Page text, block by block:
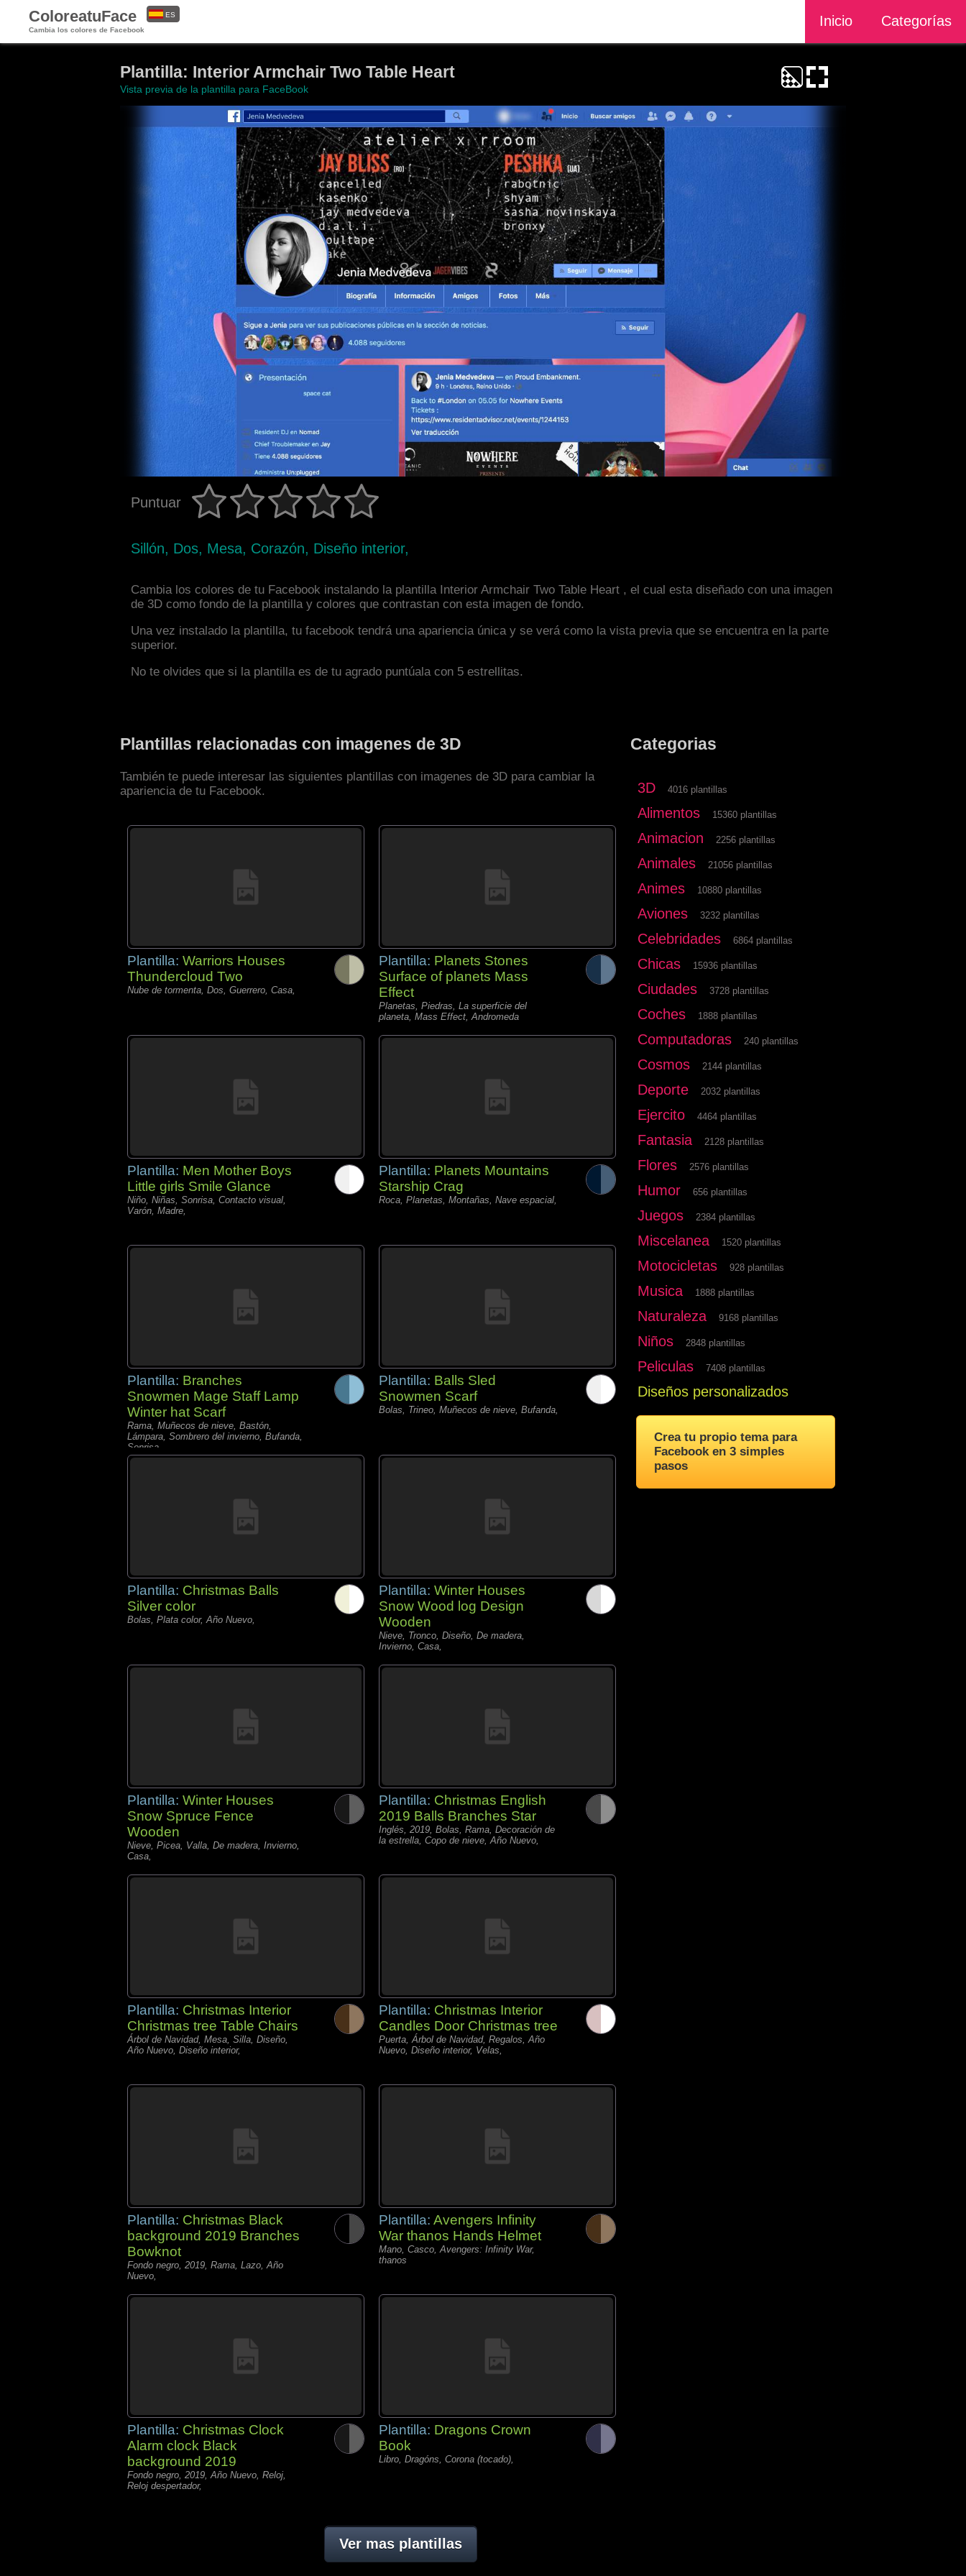
ColoreatuFace
Cambia los colores de Facebook
Inicio Categorías
ES
Plantilla: Interior Armchair Two Table Heart
Vista previa de la plantilla para FaceBook
Puntuar
Sillón, Dos, Mesa, Corazón, Diseño interior,
Cambia los colores de tu Facebook instalando la plantilla Interior Armchair Two Table Heart , el cual esta diseñado con una imagen
de 3D como fondo de la plantilla y colores que contrastan con esta imagen de fondo.
Una vez instalado la plantilla, tu facebook tendrá una apariencia única y se verá como la vista previa que se encuentra en la parte
superior.
No te olvides que si la plantilla es de tu agrado puntúala con 5 estrellitas.
Plantillas relacionadas con imagenes de 3D
También te puede interesar las siguientes plantillas con imagenes de 3D para cambiar la
apariencia de tu Facebook.
Plantilla: Warriors Houses
Thundercloud Two
Nube de tormenta, Dos, Guerrero, Casa,
Plantilla: Planets Stones
Surface of planets Mass
Effect
Planetas, Piedras, La superficie del
planeta, Mass Effect, Andromeda
Plantilla: Men Mother Boys
Little girls Smile Glance
Niño, Niñas, Sonrisa, Contacto visual,
Varón, Madre,
Plantilla: Planets Mountains
Starship Crag
Roca, Planetas, Montañas, Nave espacial,
Plantilla: Branches
Snowmen Mage Staff Lamp
Winter hat Scarf
Rama, Muñecos de nieve, Bastón,
Lámpara, Sombrero del invierno, Bufanda,
Sonrisa,
Plantilla: Balls Sled
Snowmen Scarf
Bolas, Trineo, Muñecos de nieve, Bufanda,
Plantilla: Christmas Balls
Silver color
Bolas, Plata color, Año Nuevo,
Plantilla: Winter Houses
Snow Wood log Design
Wooden
Nieve, Tronco, Diseño, De madera,
Invierno, Casa,
Plantilla: Winter Houses
Snow Spruce Fence
Wooden
Nieve, Picea, Valla, De madera, Invierno,
Casa,
Plantilla: Christmas English
2019 Balls Branches Star
Inglés, 2019, Bolas, Rama, Decoración de
la estrella, Copo de nieve, Año Nuevo,
Plantilla: Christmas Interior
Christmas tree Table Chairs
Árbol de Navidad, Mesa, Silla, Diseño,
Año Nuevo, Diseño interior,
Plantilla: Christmas Interior
Candles Door Christmas tree
Puerta, Árbol de Navidad, Regalos, Año
Nuevo, Diseño interior, Velas,
Plantilla: Christmas Black
background 2019 Branches
Bowknot
Fondo negro, 2019, Rama, Lazo, Año
Nuevo,
Plantilla: Avengers Infinity
War thanos Hands Helmet
Mano, Casco, Avengers: Infinity War,
thanos
Plantilla: Christmas Clock
Alarm clock Black
background 2019
Fondo negro, 2019, Año Nuevo, Reloj,
Reloj despertador,
Plantilla: Dragons Crown
Book
Libro, Dragóns, Corona (tocado),
Ver mas plantillas
Categorias
3D 4016 plantillas
Alimentos 15360 plantillas
Animacion 2256 plantillas
Animales 21056 plantillas
Animes 10880 plantillas
Aviones 3232 plantillas
Celebridades 6864 plantillas
Chicas 15936 plantillas
Ciudades 3728 plantillas
Coches 1888 plantillas
Computadoras 240 plantillas
Cosmos 2144 plantillas
Deporte 2032 plantillas
Ejercito 4464 plantillas
Fantasia 2128 plantillas
Flores 2576 plantillas
Humor 656 plantillas
Juegos 2384 plantillas
Miscelanea 1520 plantillas
Motocicletas 928 plantillas
Musica 1888 plantillas
Naturaleza 9168 plantillas
Niños 2848 plantillas
Peliculas 7408 plantillas
Diseños personalizados
Crea tu propio tema para
Facebook en 3 simples
pasos